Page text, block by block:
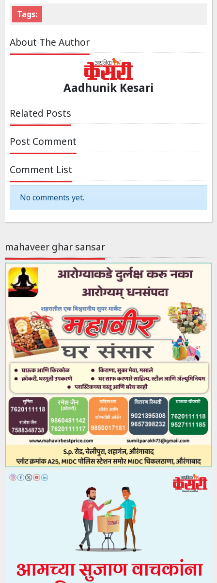
Tags:
About The Author
Aadhunik Kesari
Related Posts
Post Comment
Comment List
No comments yet.
mahaveer ghar sansar